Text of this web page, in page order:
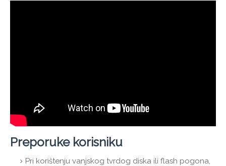
Preporuke korisniku
Pri korištenju vanjskog tvrdog diska ili flash pogona,